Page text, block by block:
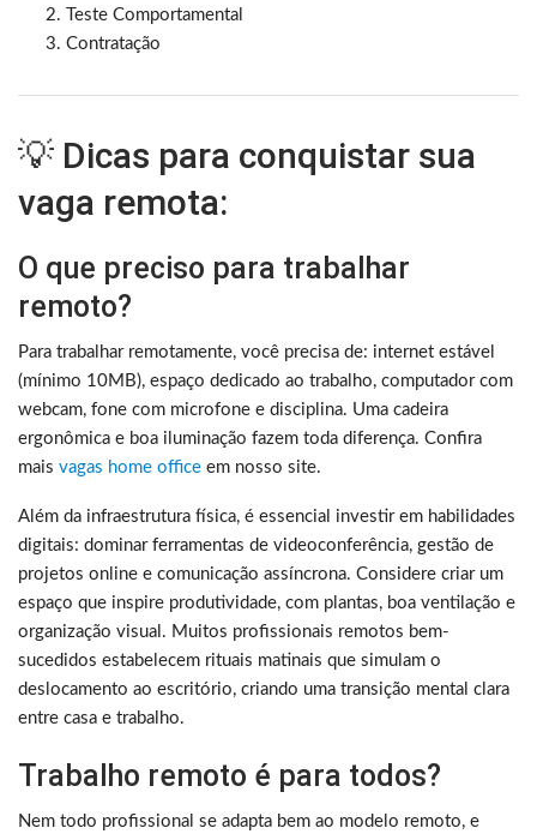
Teste Comportamental
Contratação
💡 Dicas para conquistar sua
vaga remota:
O que preciso para trabalhar
remoto?
Para trabalhar remotamente, você precisa de: internet estável
(mínimo 10MB), espaço dedicado ao trabalho, computador com
webcam, fone com microfone e disciplina. Uma cadeira
ergonômica e boa iluminação fazem toda diferença. Confira
mais vagas home office em nosso site.
Além da infraestrutura física, é essencial investir em habilidades
digitais: dominar ferramentas de videoconferência, gestão de
projetos online e comunicação assíncrona. Considere criar um
espaço que inspire produtividade, com plantas, boa ventilação e
organização visual. Muitos profissionais remotos bem-
sucedidos estabelecem rituais matinais que simulam o
deslocamento ao escritório, criando uma transição mental clara
entre casa e trabalho.
Trabalho remoto é para todos?
Nem todo profissional se adapta bem ao modelo remoto, e